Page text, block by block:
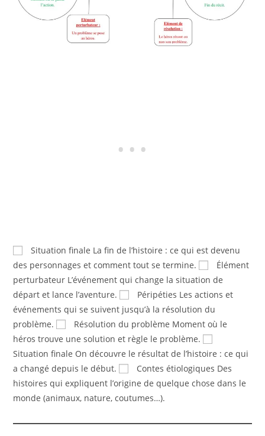
Situation finale La fin de l’histoire : ce qui est devenu
des personnages et comment tout se termine.
Élément
perturbateur L’événement qui change la situation de
départ et lance l’aventure.
Péripéties Les actions et
événements qui se suivent jusqu’à la résolution du
problème.
Résolution du problème Moment où le
héros trouve une solution et règle le problème.
Situation finale On découvre le résultat de l’histoire : ce qui
a changé depuis le début.
Contes étiologiques Des
histoires qui expliquent l’origine de quelque chose dans le
monde (animaux, nature, coutumes…).